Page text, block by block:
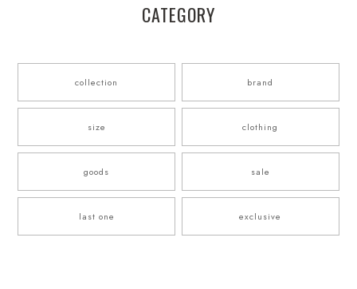
CATEGORY
collection brand
size clothing
goods sale
last one exclusive